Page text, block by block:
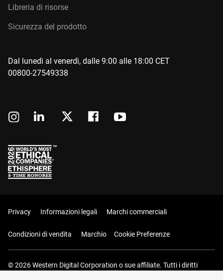
Libreria di risorse
Sicurezza del prodotto
Dal lunedì al venerdì, dalle 9:00 alle 18:00 CET
00800-27549338
Privacy Informazioni legali Marchi commerciali
Condizioni di vendita Marchio Cookie Preferenze
© 2026 Western Digital Corporation o sue affiliate. Tutti i diritti